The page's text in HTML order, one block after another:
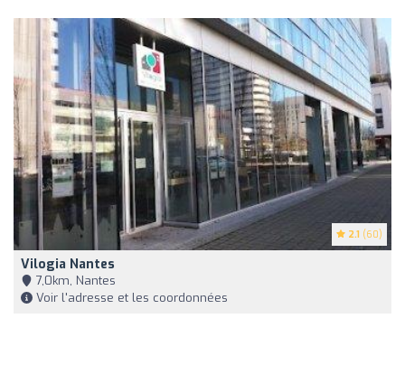
2.1 (60)
Vilogia Nantes
7,0km, Nantes
Voir l'adresse et les coordonnées